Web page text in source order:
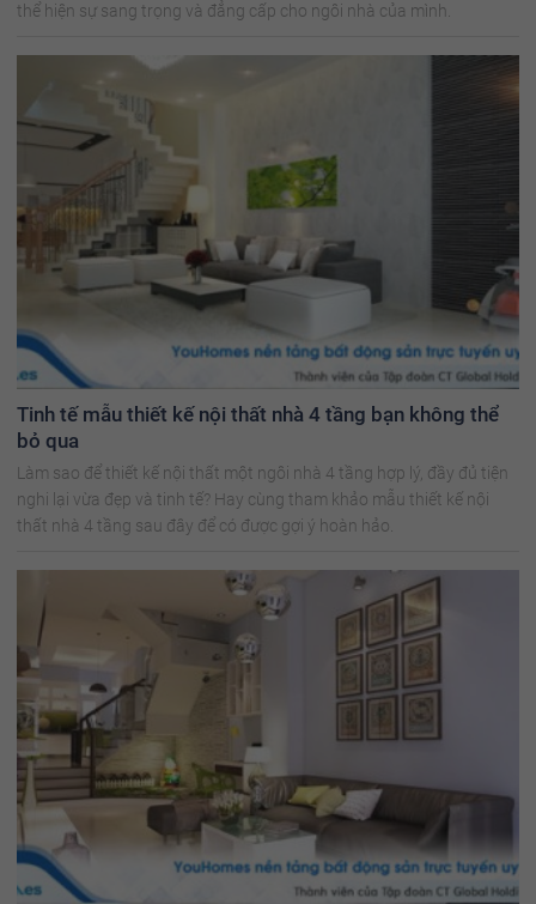
thể hiện sự sang trọng và đẳng cấp cho ngôi nhà của mình.
Tinh tế mẫu thiết kế nội thất nhà 4 tầng bạn không thể
bỏ qua
Làm sao để thiết kế nội thất một ngôi nhà 4 tầng hợp lý, đầy đủ tiện
nghi lại vừa đẹp và tinh tế? Hay cùng tham khảo mẫu thiết kế nội
thất nhà 4 tầng sau đây để có được gợi ý hoàn hảo.